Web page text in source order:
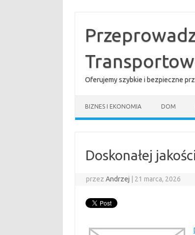
treści
Oferujemy szybkie i bezpieczne
BIZNES I EKONOMIA DOM
Doskonałej
przezAndrzej 21 marca, 2026